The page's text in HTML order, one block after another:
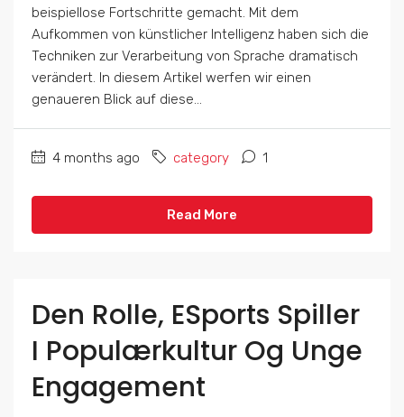
beispiellose Fortschritte gemacht. Mit dem
Aufkommen von künstlicher Intelligenz haben sich die
Techniken zur Verarbeitung von Sprache dramatisch
verändert. In diesem Artikel werfen wir einen
genaueren Blick auf diese...
4 months ago category 1
Read More
Den Rolle, ESports Spiller
I Populærkultur Og Unge
Engagement